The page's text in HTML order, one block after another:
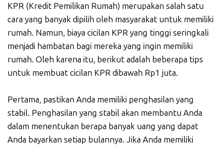
KPR (Kredit Pemilikan Rumah) merupakan salah satu
cara yang banyak dipilih oleh masyarakat untuk memiliki
rumah. Namun, biaya cicilan KPR yang tinggi seringkali
menjadi hambatan bagi mereka yang ingin memiliki
rumah. Oleh karena itu, berikut adalah beberapa tips
untuk membuat cicilan KPR dibawah Rp1 juta.
Pertama, pastikan Anda memiliki penghasilan yang
stabil. Penghasilan yang stabil akan membantu Anda
dalam menentukan berapa banyak uang yang dapat
Anda bayarkan setiap bulannya. Jika Anda memiliki